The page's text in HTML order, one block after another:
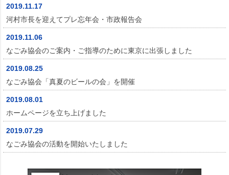
2019.11.17
河村市長を迎えてプレ忘年会・市政報告会
2019.11.06
なごみ協会のご案内・ご指導のために東京に出張しました
2019.08.25
なごみ協会「真夏のビールの会」を開催
2019.08.01
ホームページを立ち上げました
2019.07.29
なごみ協会の活動を開始いたしました